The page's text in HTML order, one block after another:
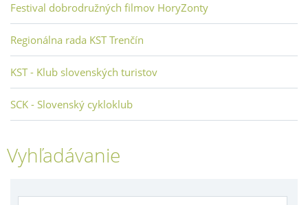
Festival dobrodružných filmov HoryZonty
Regionálna rada KST Trenčín
KST - Klub slovenských turistov
SCK - Slovenský cykloklub
Vyhľadávanie